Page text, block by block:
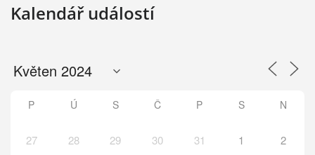
Kalendář událostí
P Ú S Č P S N
27 28 29 30 31 1 2